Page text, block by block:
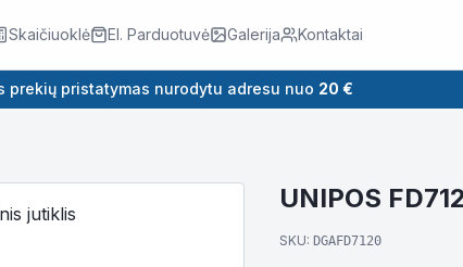
Skaičiuoklė El. Parduotuvė Galerija Kontaktai
prekių pristatymas nurodytu adresu nuo 20 €
UNIPOS
SKU: DGAFD7120